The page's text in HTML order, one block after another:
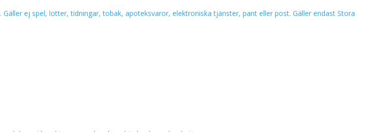
ej spel, lotter, tidningar, tobak, apoteksvaror, elektroniska tjänster, pant eller post. Gäller endast Stora